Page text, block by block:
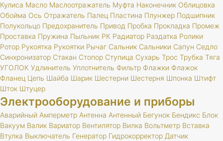
Кулиса Масло Маслоотражатель Муфта Наконечник Облицовка
Обойма Ось Отражатель Палец Пластина Плунжер Подшипник
Полукольцо Предохранитель Привод Пробка Прокладка Промеж
Проставка Пружина Пыльник РК Радиатор Раздатка Ролики
Ротор Рукоятка Рукоятки Рычаг Сальник Сальники Сапун Седло
Синхронизатор Стакан Стопор Ступица Сухарь Трос Трубка Тяга
УГОЛОК Удлинитель Уплотнитель Фильтр Флажки Флажок
Фланец Цепь Шайба Шарик Шестерни Шестерня Шпонка Штифт
Шток Штуцер
Электрооборудование и приборы
Аварийный Амперметр Антенна Антенный Бегунок Бендикс Блок
Вакуум Валик Вариатор Вентилятор Вилка Вольтметр Вставка
Втулка Выключатель Генератор Гидрокорректор Датчик